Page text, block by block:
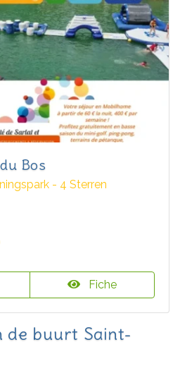
Bos
- 4 Sterren
Fiche
de buurt Saint-